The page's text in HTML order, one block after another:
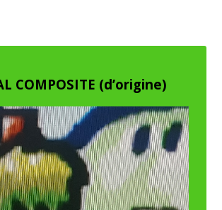
COMPOSITE (d’origine)